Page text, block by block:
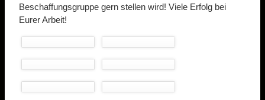
Beschaffungsgruppe gern stellen wird! Viele Erfolg bei
Eurer Arbeit!